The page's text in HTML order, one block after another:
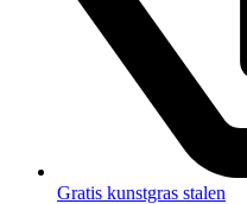
Gratis kunstgras stalen